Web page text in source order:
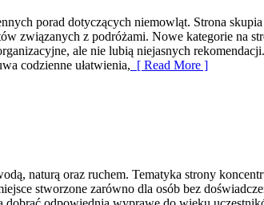
porad dotyczących niemowląt. Strona
związanych z podróżami. Nowe kategorie na
ale nie lubią niejasnych
codzienne ułatwienia, [ Read More ]
naturą oraz ruchem. Tematyka strony
stworzone zarówno dla osób bez